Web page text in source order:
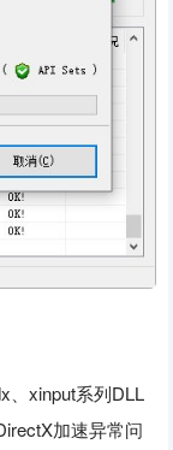
、xinput系列DLL
加速异常问